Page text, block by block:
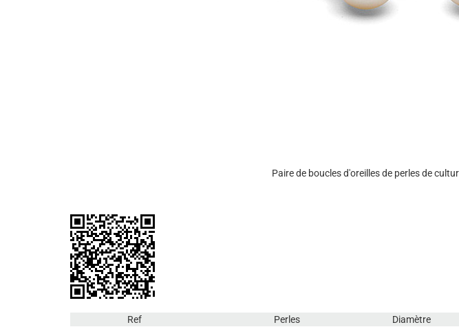
Paire de boucles d'oreilles de perles de
Ref Perles Diamètre